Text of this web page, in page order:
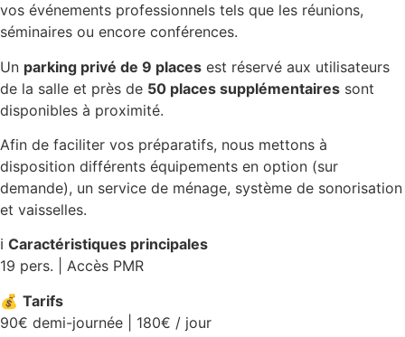
vos événements professionnels tels que les réunions,
séminaires ou encore conférences.
Un parking privé de 9 places est réservé aux utilisateurs
de la salle et près de 50 places supplémentaires sont
disponibles à proximité.
Afin de faciliter vos préparatifs, nous mettons à
disposition différents équipements en option (sur
demande), un service de ménage, système de sonorisation
et vaisselles.
ℹ️ Caractéristiques principales
19 pers. | Accès PMR
💰 Tarifs
90€ demi-journée | 180€ / jour